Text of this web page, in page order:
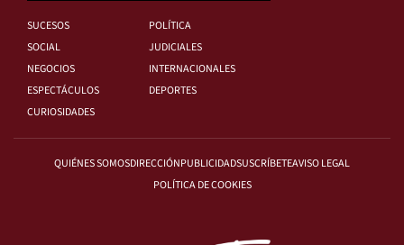
SUCESOS
POLÍTICA
SOCIAL
JUDICIALES
NEGOCIOS
INTERNACIONALES
ESPECTÁCULOS
DEPORTES
CURIOSIDADES
QUIÉNES SOMOSDIRECCIÓNPUBLICIDADSUSCRÍBETEAVISO LEGAL
POLÍTICA DE COOKIES